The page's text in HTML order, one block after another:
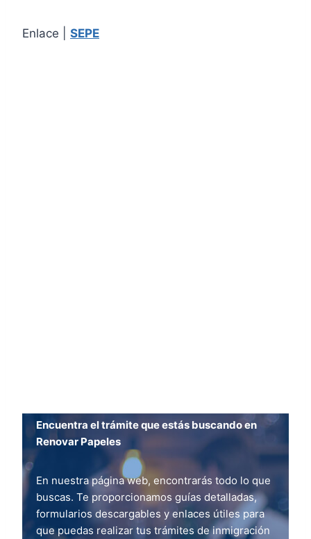
Enlace | SEPE
Encuentra el trámite que estás buscando en
Renovar Papeles
En nuestra página web, encontrarás todo lo que
buscas. Te proporcionamos guías detalladas,
formularios descargables y enlaces útiles para
que puedas realizar tus trámites de inmigración